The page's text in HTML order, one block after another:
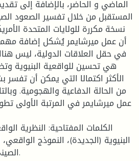
الماضي و الحاضر، بالإضافة إلى
المستقبل من خلال تفسير الصعود
نسخة مكررة للولايات المتحدة
أن عمل ميرشايمر يُشكل إضافة
في حقل العلاقات الدولية، ليس
هي تحسين للواقعية البنيوية
الأكثر اكتمالا التي يمكن أن
من الحالة الدفاعية والهجومية.
عمل ميرشايمر في المرتبة الأولى
الكلمات المفتاحية: النظرية
البنيوية (الجديدة)، النموذج